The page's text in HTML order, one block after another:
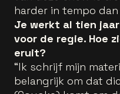
harder in tempo
Je werkt al tien jaar
voor de regie. Hoe
eruit?
“Ik schrijf mijn
belangrijk om dat